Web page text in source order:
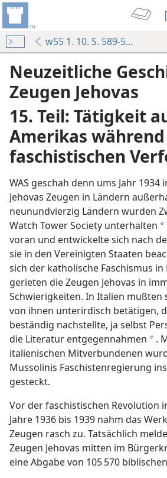
w55 1. 10. S. 589-592
aufgedeckt
durch den
neuen Namen: Theokratisch
Neuzeitliche
Zeugen Jehovas
15. Teil: Tätigkeit
Amerikas
faschistischen
WAS geschah denn ums Jahr
Jehovas Zeugen in Ländern
neunundvierzig Ländern wurden
Watch Tower Society unterhalten a
voran und entwickelte sich nach
sie in den Vereinigten Staaten
sich der katholische Faschismus
gerieten die Zeugen Jehovas in
Schwierigkeiten. In Italien mußten
von ihnen unterirdisch betätigen,
beständig nachstellte, ja selbst
die Literatur entgegennahmen b .
italienischen Mitverbundenen
Mussolinis Faschistenregierung
gesteckt.
Vor der faschistischen Revolution
Jahre 1936 bis 1939 nahm das
Zeugen rasch zu. Tatsächlich
Zeugen Jehovas mitten im
eine Abgabe von 105 570